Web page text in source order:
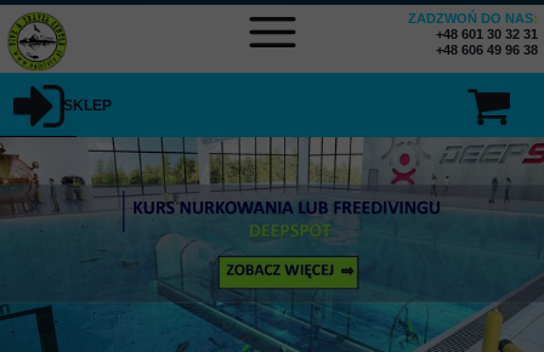
SKLEP
ZADZWOŃ DO NAS:
+48 601 30 32 31
+48 606 49 96 38
SKLEP MENU